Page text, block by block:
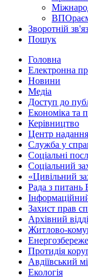
Зворотній
Пошук
Головна
Електронна
Новини
Медіа
Доступ до
Економіка та
Керівництво
Центр
Служба у
Соціальні
Соціальний
«Цивільний
Рада з
Захист прав
Архівний
Житлово-
Протидія
Авдіївський
Екологія